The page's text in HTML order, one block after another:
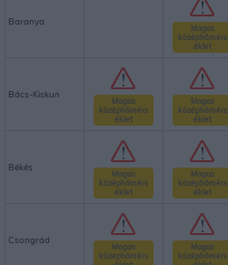
Baranya
Magas
középhőmérs
éklet
Bács-Kiskun
Magas
középhőmérs
éklet
Magas
középhőmérs
éklet
Békés
Magas
középhőmérs
éklet
Magas
középhőmérs
éklet
Csongrád
Magas
középhőmérs
Magas
középhőmérs